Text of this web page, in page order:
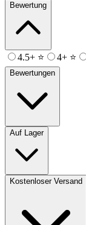
Bewertung
4.5+ ⭐ 4+ ⭐
Bewertungen
Auf Lager
Kostenloser Versand